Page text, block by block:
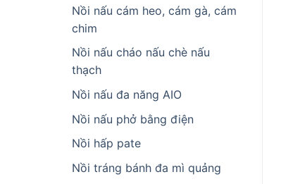
Nồi nấu cám heo, cám gà, cám
chim
Nồi nấu cháo nấu chè nấu
thạch
Nồi nấu đa năng AIO
Nồi nấu phở bằng điện
Nồi hấp pate
Nồi tráng bánh đa mì quảng